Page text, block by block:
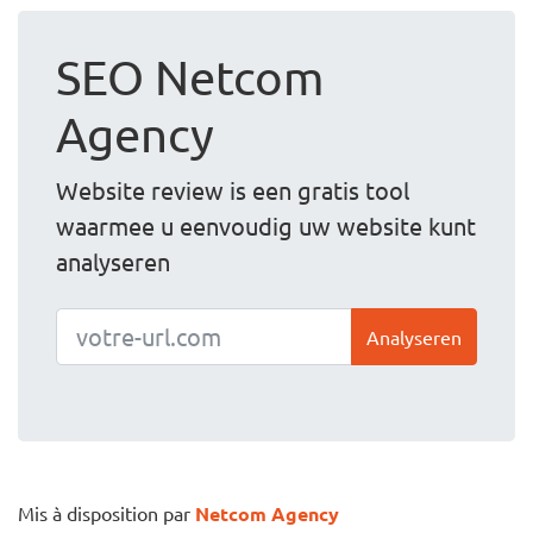
SEO Netcom
Agency
Website review is een gratis tool
waarmee u eenvoudig uw website kunt
analyseren
Analyseren
Mis à disposition par Netcom Agency